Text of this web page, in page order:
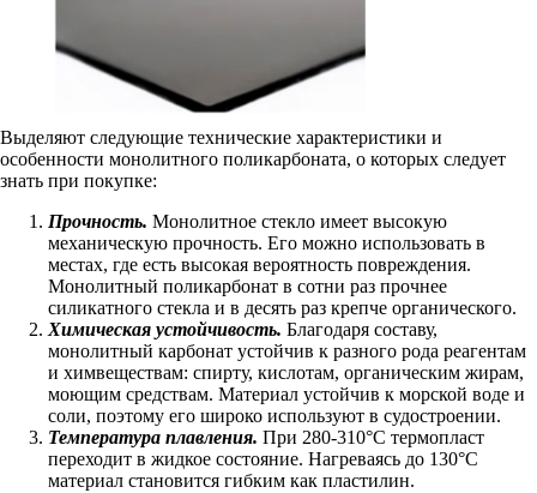
Выделяют следующие технические характеристики и
особенности монолитного поликарбоната, о которых следует
знать при покупке:
Прочность. Монолитное стекло имеет высокую
механическую прочность. Его можно использовать в
местах, где есть высокая вероятность повреждения.
Монолитный поликарбонат в сотни раз прочнее
силикатного стекла и в десять раз крепче органического.
Химическая устойчивость. Благодаря составу,
монолитный карбонат устойчив к разного рода реагентам
и химвеществам: спирту, кислотам, органическим жирам,
моющим средствам. Материал устойчив к морской воде и
соли, поэтому его широко используют в судостроении.
Температура плавления. При 280-310°С термопласт
переходит в жидкое состояние. Нагреваясь до 130°С
материал становится гибким как пластилин.